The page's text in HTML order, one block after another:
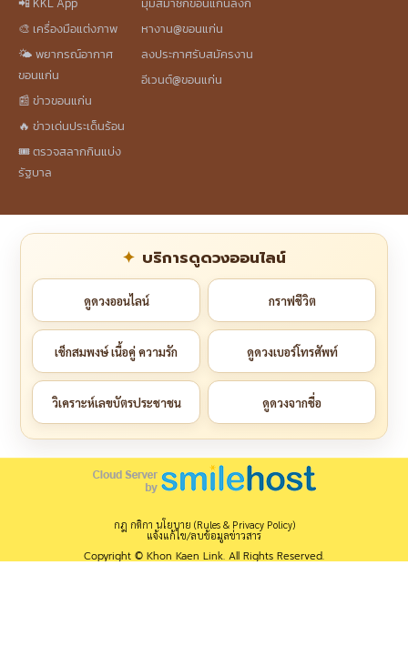
🎨 เครื่องมือแต่งภาพ
🌤️ พยากรณ์อากาศ
ขอนแก่น
📰 ข่าวขอนแก่น
🔥 ข่าวเด่นประเด็นร้อน
🎟️ ตรวจสลากกินแบ่ง
รัฐบาล
หางาน@ขอนแก่น
ลงประกาศรับสมัครงาน
อีเวนต์@ขอนแก่น
บริการดูดวงออนไลน์
ดูดวงออนไลน์ กราฟชีวิต
เช็กสมพงษ์ เนื้อคู่ ความรัก ดูดวงเบอร์โทรศัพท์
วิเคราะห์เลขบัตรประชาชน ดูดวงจากชื่อ
กฎ กติกา นโยบาย (Rules & Privacy Policy)
แจ้งแก้ไข/ลบข้อมูลข่าวสาร
Copyright © Khon Kaen Link. All Rights Reserved.